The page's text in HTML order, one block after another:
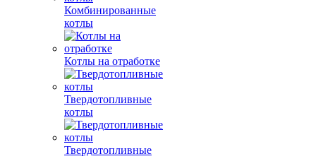
Комбинированные
котлы
Котлы на отработке
Твердотопливные
котлы
Твердотопливные